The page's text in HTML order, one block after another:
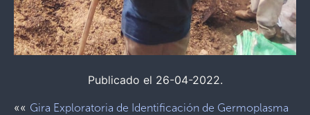
Publicado el 26-04-2022.
«« Gira Exploratoria de Identificación de Germoplasma